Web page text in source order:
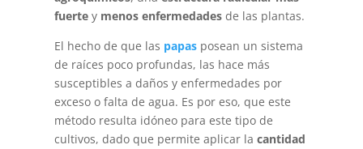
fuerte y menos enfermedades de las plantas.
El hecho de que las papas posean un sistema
de raíces poco profundas, las hace más
susceptibles a daños y enfermedades por
exceso o falta de agua. Es por eso, que este
método resulta idóneo para este tipo de
cultivos, dado que permite aplicar lacantidad